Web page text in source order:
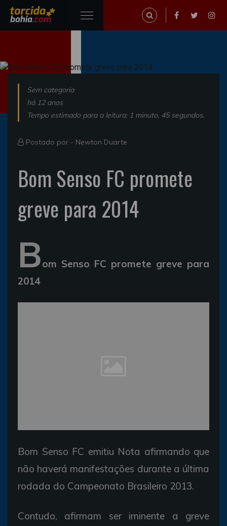
Sem categoria
há 12 anos
Tempo estimado para a leitura: 1 minuto, 45 segundos.
Postado por - Newton Duarte
Bom Senso FC promete
greve para 2014
Bom Senso FC promete greve para
2014
Bom Senso FC emitiu Nota afirmando que
não haverá manifestações durante a última
rodada do Campeonato Brasileiro 2013.
Contudo, afirmam ser iminente a greve